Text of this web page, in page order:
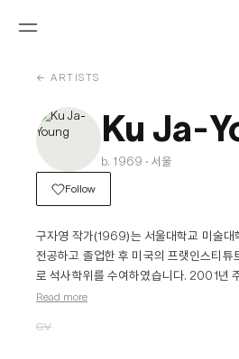
← ARTISTS
Ku Ja-
b. 1969 · 서울
Follow
구자영 작가(1969)는 서울대학교 미술대
전공하고 졸업한 후 미국의 프랫인스티
로 석사학위를 수여하였습니다. 2001년
유타주에 위치한 브리검 영 대학교에서 활
서의 입지를 다졌습니다. 영국 맨체스터
Read more
CV